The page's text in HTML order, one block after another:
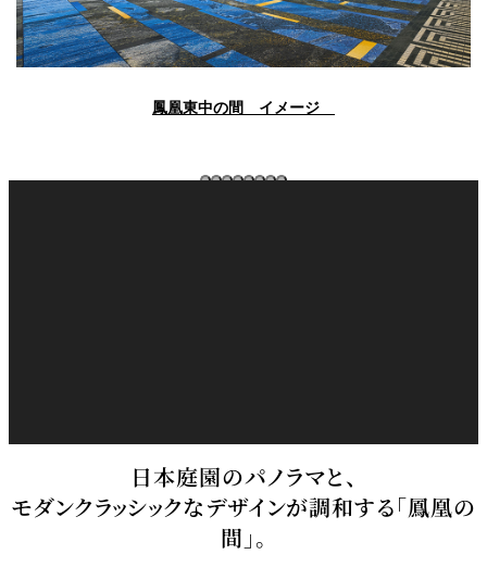
レス
大観苑＜
TAIKAN EN＞
鉄板焼/ステーキ
石心亭＜ 清泉亭＜
カフェ・ラウンジ
ガーデンラウ
ンジ
鳳凰東中の間 イメージ
日本庭園のパノラマと、
モダンクラッシックなデザインが調和する「鳳凰の
間」。